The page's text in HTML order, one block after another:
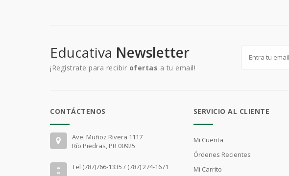
Educativa Newsletter
¡Regístrate para recibir ofertas a tu email!
CONTÁCTENOS
Ave. Muñoz Rivera 1117
Río Piedras, PR 00925
Tel (787)766-1335 / (787) 274-1671
SERVICIO AL CLIENTE
Mi Cuenta
Órdenes Recientes
Mi Carrito